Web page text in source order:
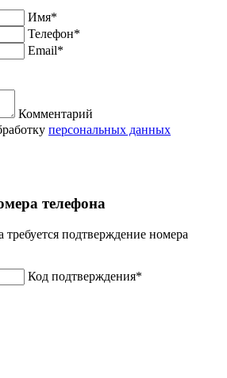
Имя*
Телефон*
Email*
Комментарий
персональных данных
телефона
требуется подтверждение номера
Код подтверждения*